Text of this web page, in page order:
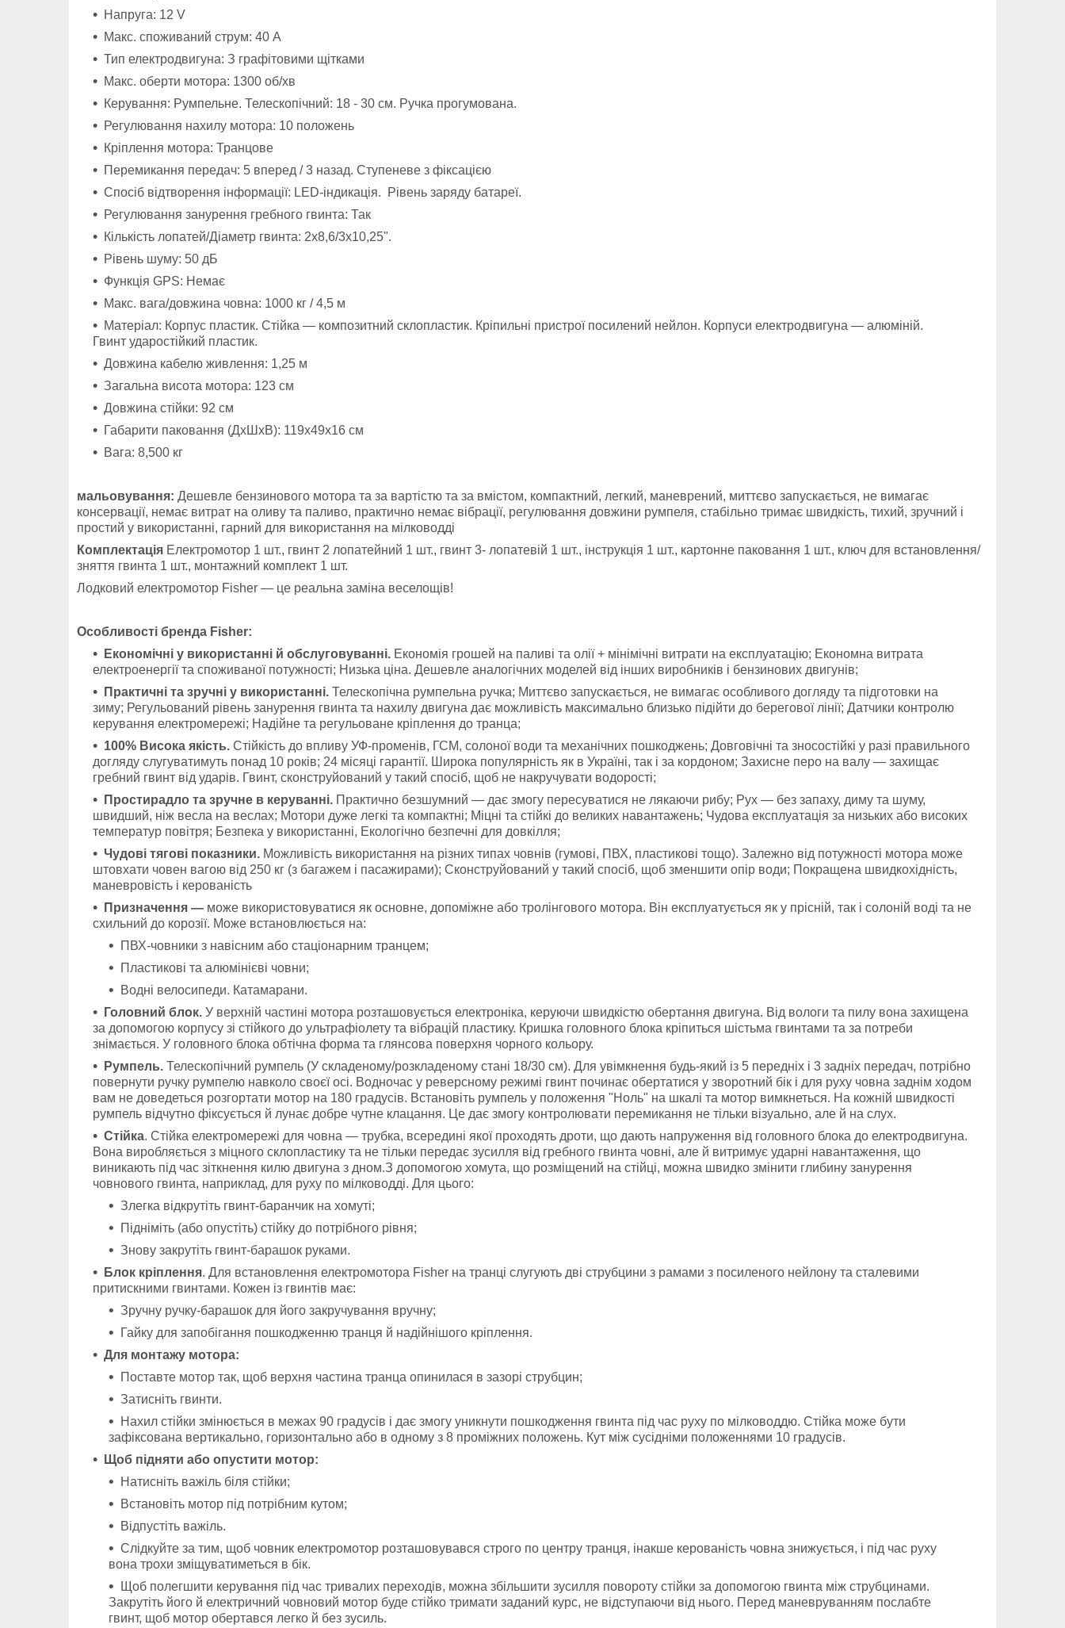
Напруга: 12 V
Макс. споживаний струм: 40 А
Тип електродвигуна: З графітовими щітками
Макс. оберти мотора: 1300 об/хв
Керування: Румпельне. Телескопічний: 18 - 30 см. Ручка прогумована.
Регулювання нахилу мотора: 10 положень
Кріплення мотора: Транцове
Перемикання передач: 5 вперед / 3 назад. Ступеневе з фіксацією
Спосіб відтворення інформації: LED-індикація.
Рівень заряду батареї.
Регулювання занурення гребного гвинта: Так
Кількість лопатей/Діаметр гвинта: 2х8,6/3х10,25".
Рівень шуму: 50 дБ
Функція GPS: Немає
Макс. вага/довжина човна: 1000 кг / 4,5 м
Матеріал: Корпус пластик. Стійка — композитний склопластик. Кріпильні пристрої посилений нейлон. Корпуси електродвигуна — алюміній.
Гвинт ударостійкий пластик.
Довжина кабелю живлення: 1,25 м
Загальна висота мотора: 123 см
Довжина стійки: 92 см
Габарити паковання (ДхШхВ): 119х49х16 см
Вага: 8,500 кг
мальовування: Дешевле бензинового мотора та за вартістю та за вмістом, компактний, легкий, маневрений, миттєво запускається, не вимагає
консервації, немає витрат на оливу та паливо, практично немає вібрації, регулювання довжини румпеля, стабільно тримає швидкість, тихий, зручний і
простий у використанні, гарний для використання на мілководді
Комплектація Електромотор 1 шт., гвинт 2 лопатейний 1 шт., гвинт 3- лопатевій 1 шт., інструкція 1 шт., картонне паковання 1 шт., ключ для встановлення/
зняття гвинта 1 шт., монтажний комплект 1 шт.
Лодковий електромотор Fisher — це реальна заміна веселощів!
Особливості бренда Fisher:
Економічні у використанні й обслуговуванні. Економія грошей на паливі та олії + мінімічні витрати на експлуатацію; Економна витрата
електроенергії та споживаної потужності; Низька ціна. Дешевле аналогічних моделей від інших виробників і бензинових двигунів;
Практичні та зручні у використанні. Телескопічна румпельна ручка; Миттєво запускається, не вимагає особливого догляду та підготовки на
зиму; Регульований рівень занурення гвинта та нахилу двигуна дає можливість максимально близько підійти до берегової лінії; Датчики контролю
керування електромережі; Надійне та регульоване кріплення до транца;
100% Висока якість. Стійкість до впливу УФ-променів, ГСМ, солоної води та механічних пошкоджень; Довговічні та зносостійкі у разі правильного
догляду слугуватимуть понад 10 років; 24 місяці гарантії. Широка популярність як в Україні, так і за кордоном; Захисне перо на валу — захищає
гребний гвинт від ударів. Гвинт, сконструйований у такий спосіб, щоб не накручувати водорості;
Простирадло та зручне в керуванні. Практично безшумний — дає змогу пересуватися не лякаючи рибу; Рух — без запаху, диму та шуму,
швидший, ніж весла на веслах; Мотори дуже легкі та компактні; Міцні та стійкі до великих навантажень; Чудова експлуатація за низьких або високих
температур повітря; Безпека у використанні, Екологічно безпечні для довкілля;
Чудові тягові показники. Можливість використання на різних типах човнів (гумові, ПВХ, пластикові тощо). Залежно від потужності мотора може
штовхати човен вагою від 250 кг (з багажем і пасажирами); Сконструйований у такий спосіб, щоб зменшити опір води; Покращена швидкохідність,
маневровість і керованість
Призначення — може використовуватися як основне, допоміжне або тролінгового мотора. Він експлуатується як у прісній, так і солоній воді та не
схильний до корозії. Може встановлюється на:
ПВХ-човники з навісним або стаціонарним транцем;
Пластикові та алюмінієві човни;
Водні велосипеди. Катамарани.
Головний блок. У верхній частині мотора розташовується електроніка, керуючи швидкістю обертання двигуна. Від вологи та пилу вона захищена
за допомогою корпусу зі стійкого до ультрафіолету та вібрацій пластику. Кришка головного блока кріпиться шістьма гвинтами та за потреби
знімається. У головного блока обтічна форма та глянсова поверхня чорного кольору.
Румпель. Телескопічний румпель (У складеному/розкладеному стані 18/30 см). Для увімкнення будь-який із 5 передніх і 3 задніх передач, потрібно
повернути ручку румпелю навколо своєї осі. Водночас у реверсному режимі гвинт починає обертатися у зворотний бік і для руху човна заднім ходом
вам не доведеться розгортати мотор на 180 градусів. Встановіть румпель у положення "Ноль" на шкалі та мотор вимкнеться. На кожній швидкості
румпель відчутно фіксується й лунає добре чутне клацання. Це дає змогу контролювати перемикання не тільки візуально, але й на слух.
Стійка. Стійка електромережі для човна — трубка, всередині якої проходять дроти, що дають напруження від головного блока до електродвигуна.
Вона виробляється з міцного склопластику та не тільки передає зусилля від гребного гвинта човні, але й витримує ударні навантаження, що
виникають під час зіткнення килю двигуна з дном.З допомогою хомута, що розміщений на стійці, можна швидко змінити глибину занурення
човнового гвинта, наприклад, для руху по мілководді. Для цього:
Злегка відкрутіть гвинт-баранчик на хомуті;
Підніміть (або опустіть) стійку до потрібного рівня;
Знову закрутіть гвинт-барашок руками.
Блок кріплення. Для встановлення електромотора Fisher на транці слугують дві струбцини з рамами з посиленого нейлону та сталевими
притискними гвинтами. Кожен із гвинтів має:
Зручну ручку-барашок для його закручування вручну;
Гайку для запобігання пошкодженню транця й надійнішого кріплення.
Для монтажу мотора:
Поставте мотор так, щоб верхня частина транца опинилася в зазорі струбцин;
Затисніть гвинти.
Нахил стійки змінюється в межах 90 градусів і дає змогу уникнути пошкодження гвинта під час руху по мілководдю. Стійка може бути
зафіксована вертикально, горизонтально або в одному з 8 проміжних положень. Кут між сусідніми положеннями 10 градусів.
Щоб підняти або опустити мотор:
Натисніть важіль біля стійки;
Встановіть мотор під потрібним кутом;
Відпустіть важіль.
Слідкуйте за тим, щоб човник електромотор розташовувався строго по центру транця, інакше керованість човна знижується, і під час руху
вона трохи зміщуватиметься в бік.
Щоб полегшити керування під час тривалих переходів, можна збільшити зусилля повороту стійки за допомогою гвинта між струбцинами.
Закрутіть його й електричний човновий мотор буде стійко тримати заданий курс, не відступаючи від нього. Перед маневруванням послабте
гвинт, щоб мотор обертався легко й без зусиль.